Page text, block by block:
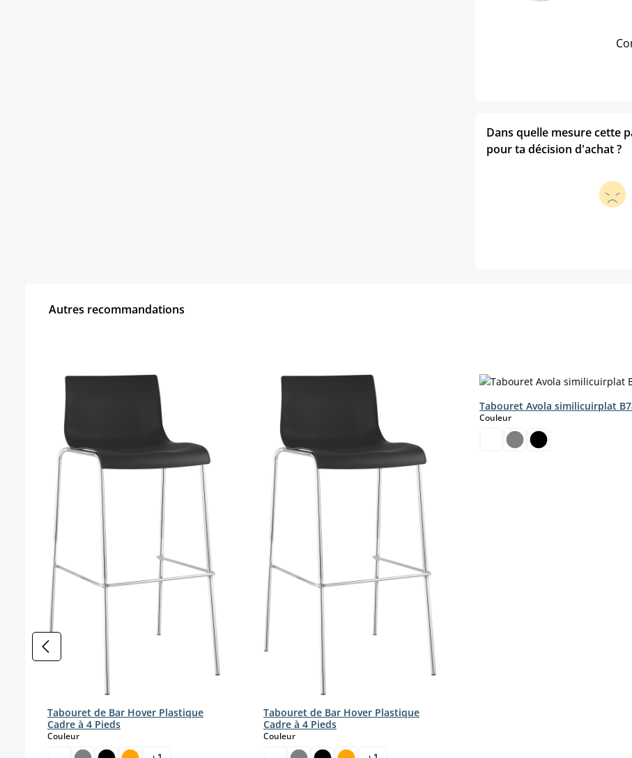
Dans quelle mesure cette
pour ta décision d'achat ?
Autres recommandations
Tabouret de Bar Hover Plastique
Cadre à 4 Pieds
Couleurselect
Tabouret de Bar Hover Plastique
Cadre à 4 Pieds
Couleurselect
Tabouret Avola similicuirplat
Couleurselect